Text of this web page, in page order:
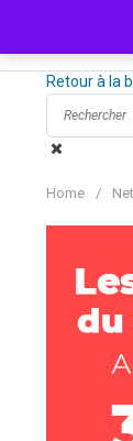
contenu
Retour à la
Home /